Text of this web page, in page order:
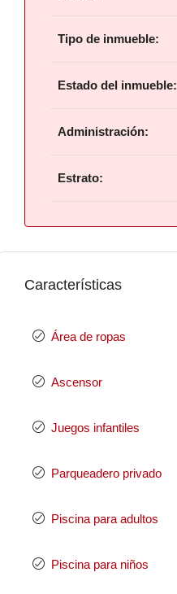
Tipo de inmueble:
Estado del inmueble:
Administración:
Estrato:
Características
Área de ropas
Ascensor
Juegos infantiles
Parqueadero privado
Piscina para adultos
Piscina para niños